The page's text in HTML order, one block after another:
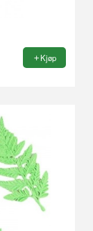
Kjøp